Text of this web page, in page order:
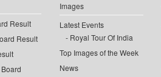
Result
Result
Images
Latest Events
Royal Tour Of India
Top Images of the Week
News